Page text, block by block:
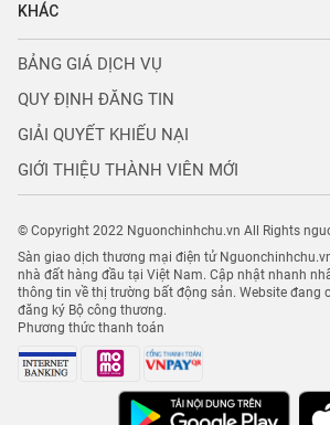
KHÁC
BẢNG GIÁ DỊCH VỤ
QUY ĐỊNH ĐĂNG TIN
GIẢI QUYẾT KHIẾU NẠI
GIỚI THIỆU THÀNH VIÊN MỚI
© Copyright 2022 Nguonchinhchu.vn All Rights
Sàn giao dịch thương mại điện tử
nhà đất hàng đầu tại Việt Nam. Cập nhật nhanh
thông tin về thị trường bất động sản. Website đang
đăng ký Bộ công thương.
Phương thức thanh toán